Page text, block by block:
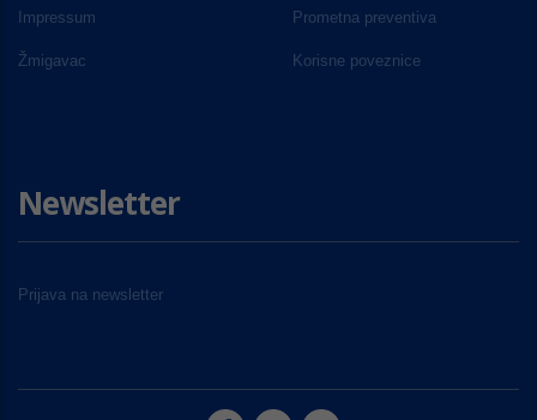
Impressum Prometna preventiva
Žmigavac Korisne poveznice
Newsletter
Prijava na newsletter